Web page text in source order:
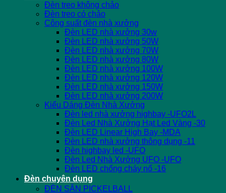
Đèn treo không chảo
Đèn treo có chảo
Công suất đèn nhà xưởng
Đèn LED nhà xưởng 30w
Đèn LED nhà xưởng 50W
Đèn LED nhà xưởng 70W
Đèn LED nhà xưởng 80W
Đèn LED nhà xưởng 100W
Đèn LED nhà xưởng 120W
Đèn LED nhà xưởng 150W
Đèn LED nhà xưởng 200W
Kiểu Dáng Đèn Nhà Xưởng
Đèn led nhà xưởng highbay -UFO2L
Đèn Led Nhà Xưởng Hạt Led Vàng -30
Đèn LED Linear High Bay -MDA
Đèn LED nhà xưởng thông dụng -11
Đèn highbay led -UFO
Đèn Led Nhà Xưởng UFO -UFO
Đèn LED chống cháy nổ -16
Đèn chuyên dụng
ĐÈN SÂN PICKELBALL